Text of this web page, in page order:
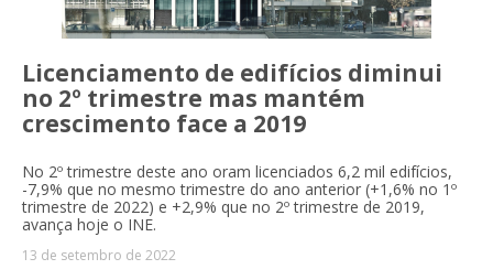
Licenciamento de edifícios diminui
no 2º trimestre mas mantém
crescimento face a 2019
No 2º trimestre deste ano oram licenciados 6,2 mil edifícios,
-7,9% que no mesmo trimestre do ano anterior (+1,6% no 1º
trimestre de 2022) e +2,9% que no 2º trimestre de 2019,
avança hoje o INE.
13 de setembro de 2022